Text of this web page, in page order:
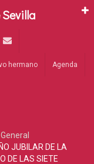
hermano Agenda
General
JUBILAR DE LA
DE LAS SIETE